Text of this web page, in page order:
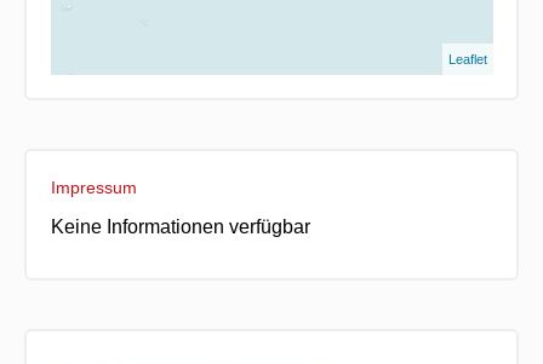
Leaflet
Impressum
Keine Informationen verfügbar